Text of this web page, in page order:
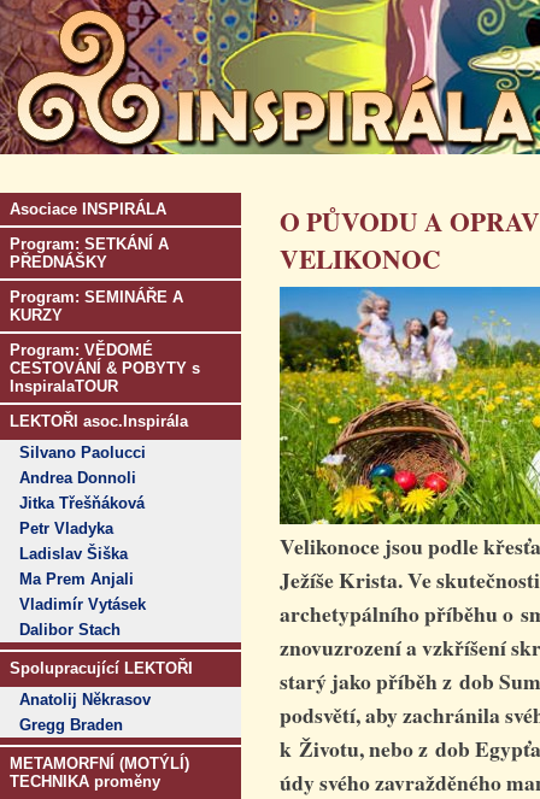
Asociace INSPIRÁLA
Program: SETKÁNÍ A
PŘEDNÁŠKY
Program: SEMINÁŘE A
KURZY
Program: VĚDOMÉ
CESTOVÁNÍ & POBYTY s
InspiralaTOUR
LEKTOŘI asoc.Inspirála
Silvano Paolucci
Andrea Donnoli
Jitka Třešňáková
Petr Vladyka
Ladislav Šiška
Ma Prem Anjali
Vladimír Vytásek
Dalibor Stach
Spolupracující LEKTOŘI
Anatolij Někrasov
Gregg Braden
METAMORFNÍ (MOTÝLÍ)
TECHNIKA proměny
O PŮVODU A
VELIKONOC
Velikonoce jsou podle
Ježíše Krista. Ve
archetypálního příběhu o
znovuzrození a vzkříšení
starý jako příběh z dob
podsvětí, aby zachránila
k Životu, nebo z dob
údy svého zavražděného